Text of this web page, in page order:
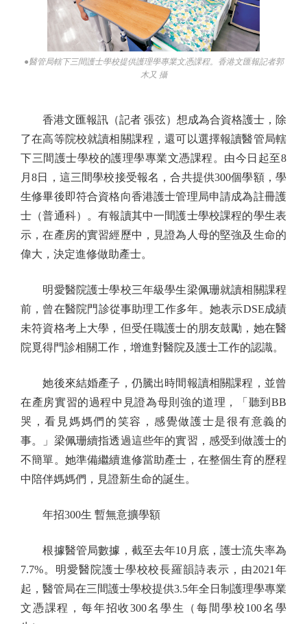
●醫管局轄下三間護士學校提供護理學專業文憑課程。香港文匯報記者郭
木又 攝
香港文匯報訊（記者 張弦）想成為合資格護士，除
了在高等院校就讀相關課程，還可以選擇報讀醫管局轄
下三間護士學校的護理學專業文憑課程。由今日起至8
月8日，這三間學校接受報名，合共提供300個學額，學
生修畢後即符合資格向香港護士管理局申請成為註冊護
士（普通科）。有報讀其中一間護士學校課程的學生表
示，在產房的實習經歷中，見證為人母的堅強及生命的
偉大，決定進修做助產士。
明愛醫院護士學校三年級學生梁佩珊就讀相關課程
前，曾在醫院門診從事助理工作多年。她表示DSE成績
未符資格考上大學，但受任職護士的朋友鼓勵，她在醫
院覓得門診相關工作，增進對醫院及護士工作的認識。
她後來結婚產子，仍騰出時間報讀相關課程，並曾
在產房實習的過程中見證為母則強的道理，「聽到BB
哭，看見媽媽們的笑容，感覺做護士是很有意義的
事。」梁佩珊續指透過這些年的實習，感受到做護士的
不簡單。她準備繼續進修當助產士，在整個生育的歷程
中陪伴媽媽們，見證新生命的誕生。
年招300生 暫無意擴學額
根據醫管局數據，截至去年10月底，護士流失率為
7.7%。明愛醫院護士學校校長羅韻詩表示，由2021年
起，醫管局在三間護士學校提供3.5年全日制護理學專業
文憑課程，每年招收300名學生（每間學校100名學